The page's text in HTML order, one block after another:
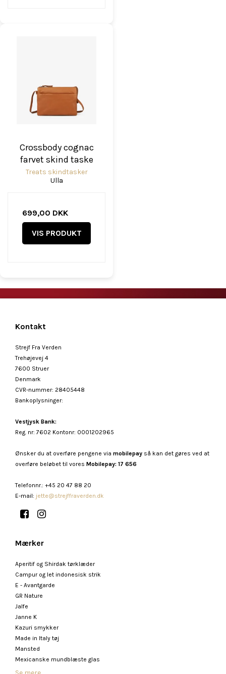
Crossbody cognac
farvet skind taske
Treats skindtasker
Ulla
699,00 DKK
VIS PRODUKT
Kontakt
Strejf Fra Verden
Trehøjevej 4
7600 Struer
Denmark
CVR-nummer: 28405448
Bankoplysninger:
Vestjysk Bank:
Reg. nr: 7602 Kontonr: 0001202965
Ønsker du at overføre pengene via mobilepay så kan det gøres ved at
overføre beløbet til vores Mobilepay: 17 656
Telefonnr.: +45 20 47 88 20
E-mail: jette@strejffraverden.dk
Mærker
Aperitif og Shirdak tørklæder
Campur og let indonesisk strik
E - Avantgarde
GR Nature
Jalfe
Janne K
Kazuri smykker
Made in Italy tøj
Mansted
Mexicanske mundblæste glas